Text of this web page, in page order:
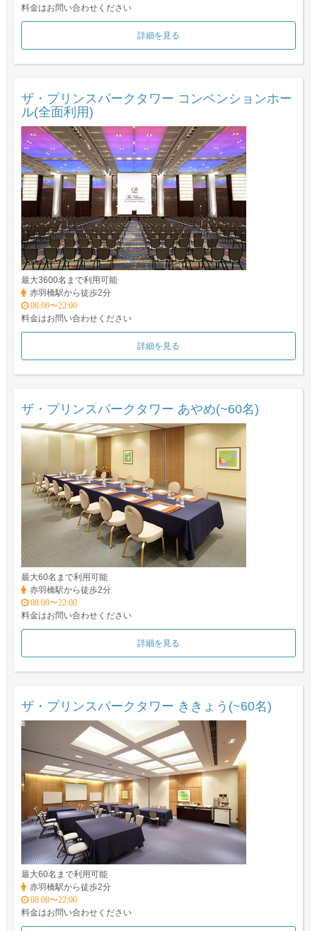
料金はお問い合わせください
詳細を見る
ザ・プリンスパークタワー コンベンションホー
ル(全面利用)
最大3600名まで利用可能
赤羽橋駅から徒歩2分
08:00〜22:00
料金はお問い合わせください
詳細を見る
ザ・プリンスパークタワー あやめ(~60名)
最大60名まで利用可能
赤羽橋駅から徒歩2分
08:00〜22:00
料金はお問い合わせください
詳細を見る
ザ・プリンスパークタワー ききょう(~60名)
最大60名まで利用可能
赤羽橋駅から徒歩2分
08:00〜22:00
料金はお問い合わせください